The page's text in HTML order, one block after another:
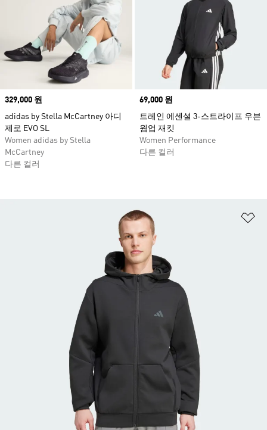
Price
329,000 원
adidas by Stella McCartney 아디
제로 EVO SL
Women adidas by Stella
McCartney
다른 컬러
Price
69,000 원
트레인 에센셜 3-스트라이프 우븐
웜업 재킷
Women Performance
다른 컬러